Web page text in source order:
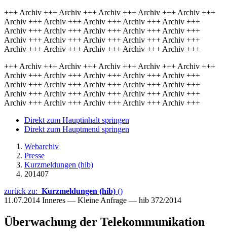
+++ Archiv +++ Archiv +++ Archiv +++ Archiv +++ Archiv +++
Archiv +++ Archiv +++ Archiv +++ Archiv +++ Archiv +++
Archiv +++ Archiv +++ Archiv +++ Archiv +++ Archiv +++
Archiv +++ Archiv +++ Archiv +++ Archiv +++ Archiv +++
Archiv +++ Archiv +++ Archiv +++ Archiv +++ Archiv +++
+++ Archiv +++ Archiv +++ Archiv +++ Archiv +++ Archiv +++
Archiv +++ Archiv +++ Archiv +++ Archiv +++ Archiv +++
Archiv +++ Archiv +++ Archiv +++ Archiv +++ Archiv +++
Archiv +++ Archiv +++ Archiv +++ Archiv +++ Archiv +++
Archiv +++ Archiv +++ Archiv +++ Archiv +++ Archiv +++
Direkt zum Hauptinhalt springen
Direkt zum Hauptmenü springen
Webarchiv
Presse
Kurzmeldungen (hib)
201407
zurück zu: Kurzmeldungen (hib) ()
11.07.2014 Inneres — Kleine Anfrage — hib 372/2014
Überwachung der Telekommunikation